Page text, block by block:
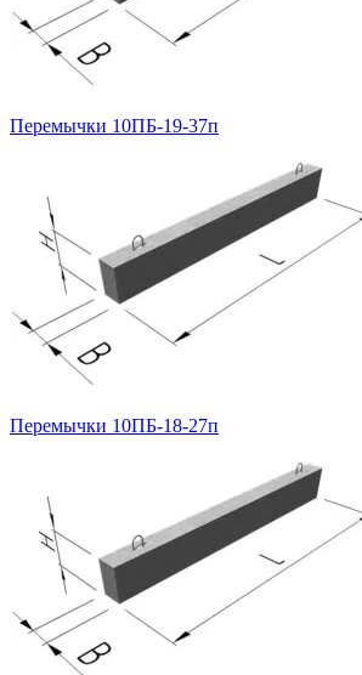
Перемычки 10ПБ-19-37п
Перемычки 10ПБ-18-27п